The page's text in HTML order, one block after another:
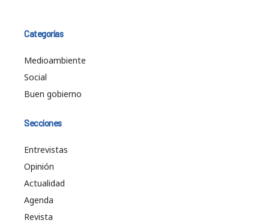
Categorías
Medioambiente
Social
Buen gobierno
Secciones
Entrevistas
Opinión
Actualidad
Agenda
Revista